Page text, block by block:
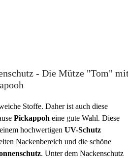
- Die Mütze "Tom"
Stoffe. Daher ist auch diese
Pickappoh eine gute Wahl. Diese
hochwertigen UV-Schutz
Nackenbereich und die schöne
. Unter dem Nackenschutz